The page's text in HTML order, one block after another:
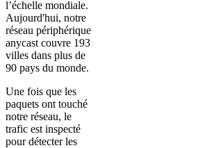
l’échelle mondiale.
Aujourd'hui, notre
réseau périphérique
anycast couvre 193
villes dans plus de
90 pays du monde.
Une fois que les
paquets ont touché
notre réseau, le
trafic est inspecté
pour détecter les